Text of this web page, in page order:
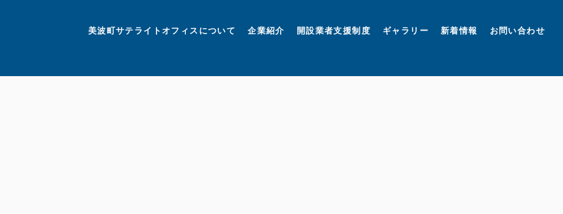
美波町サテライトオフィスについて 企業紹介 開設業者支援制度 ギャラリー 新着情報 お問い合わせ
美波町 ミナミマリンラボ
個人情報保護方針